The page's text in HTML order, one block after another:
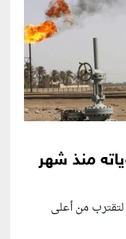
منذ شهر
من أعلى